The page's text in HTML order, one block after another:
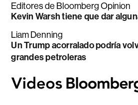
Editores de Bloomberg Opinion
Kevin Warsh tiene que dar
Liam Denning
Un Trump acorralado podría
grandes petroleras